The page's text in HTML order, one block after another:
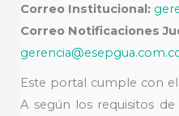
Correo Institucional:
Correo Notificaciones
Este portal cumple con
A según los requisitos